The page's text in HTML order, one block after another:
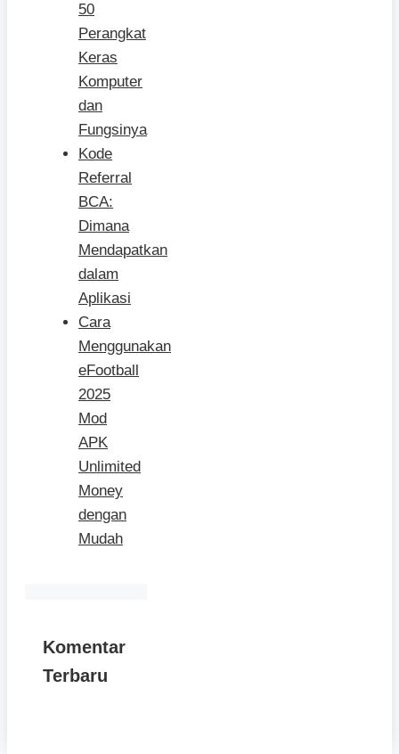
50
Perangkat
Keras
Komputer
dan
Fungsinya
Kode
Referral
BCA:
Dimana
Mendapatkan
dalam
Aplikasi
Cara
Menggunakan
eFootball
2025
Mod
APK
Unlimited
Money
dengan
Mudah
Komentar
Terbaru